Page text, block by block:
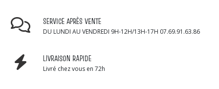
SERVICE APRÈS VENTE
DU LUNDI AU VENDREDI 9H-12H/13H-17H 07.69.91.63.86
LIVRAISON RAPIDE
Livré chez vous en 72h